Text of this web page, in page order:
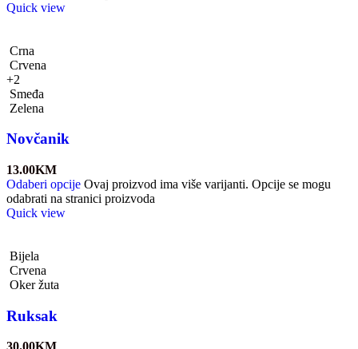
Quick view
Crna
Crvena
+2
Smeđa
Zelena
Novčanik
13.00KM
Odaberi opcije Ovaj proizvod ima više varijanti. Opcije se mogu
odabrati na stranici proizvoda
Quick view
Bijela
Crvena
Oker žuta
Ruksak